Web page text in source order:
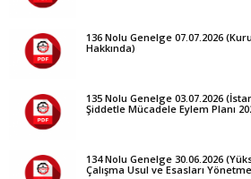
136 Nolu Genelge 07.07.2026
Hakkında)
135 Nolu Genelge 03.07.2026
Şiddetle Mücadele Eylem Planı
134 Nolu Genelge 30.06.2026
Çalışma Usul ve Esasları